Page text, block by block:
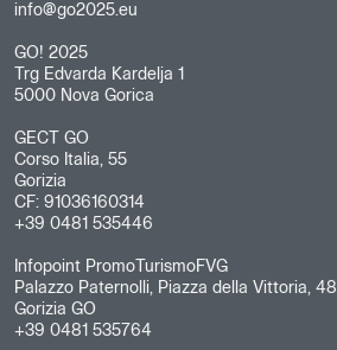
info@go2025.eu
GO! 2025
Trg Edvarda Kardelja 1
5000 Nova Gorica
GECT GO
Corso Italia, 55
Gorizia
CF: 91036160314
+39 0481 535446
Infopoint PromoTurismoFVG
Palazzo Paternolli, Piazza della Vittoria, 48
Gorizia GO
+39 0481 535764